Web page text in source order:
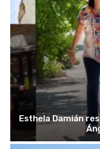
Esthela Damián